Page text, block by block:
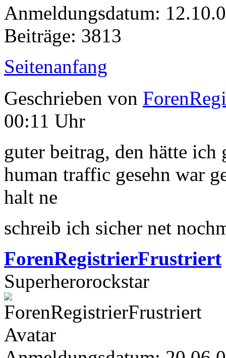
Anmeldungsdatum:
Beiträge: 3813
Seitenanfang
Geschrieben von
00:11 Uhr
guter beitrag, den hätte ich
human traffic gesehn war
halt ne
schreib ich sicher net
ForenRegistrierFrustriert
Superherorockstar